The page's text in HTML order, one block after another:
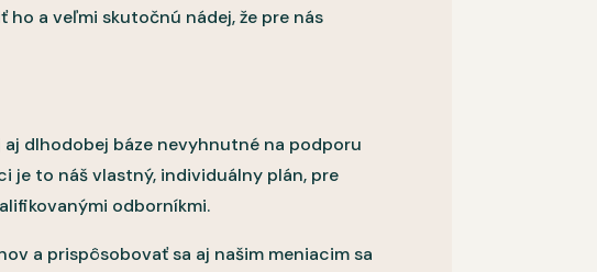
a veľmi skutočnú nádej, že pre nás
dlhodobej báze nevyhnutné na podporu
je to náš vlastný, individuálny plán, pre
odborníkmi.
a prispôsobovať sa aj našim meniacim sa